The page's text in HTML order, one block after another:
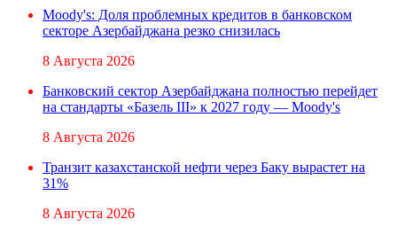
Moody's: Доля проблемных кредитов в банковском
секторе Азербайджана резко снизилась
8 Августа 2026
Банковский сектор Азербайджана полностью перейдет
на стандарты «Базель III» к 2027 году — Moody's
8 Августа 2026
Транзит казахстанской нефти через Баку вырастет на
31%
8 Августа 2026